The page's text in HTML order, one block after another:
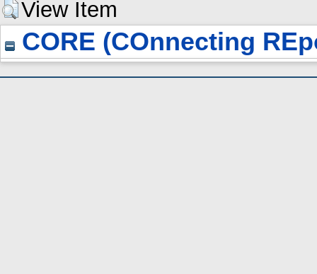
View Item
CORE (COnnecting